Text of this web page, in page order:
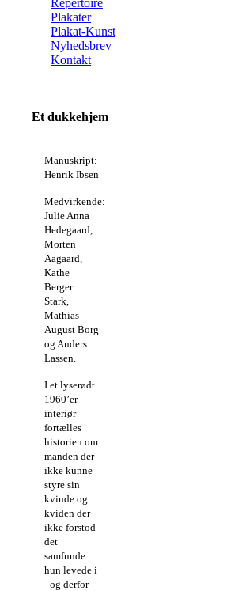
Repertoire
Plakater
Plakat-Kunst
Nyhedsbrev
Kontakt
Et dukkehjem
Manuskript:
Henrik Ibsen
Medvirkende:
Julie Anna
Hedegaard,
Morten
Aagaard,
Kathe
Berger
Stark,
Mathias
August Borg
og Anders
Lassen.
I et lyserødt
1960’er
interiør
fortælles
historien om
manden der
ikke kunne
styre sin
kvinde og
kviden der
ikke forstod
det
samfunde
hun levede i
- og derfor